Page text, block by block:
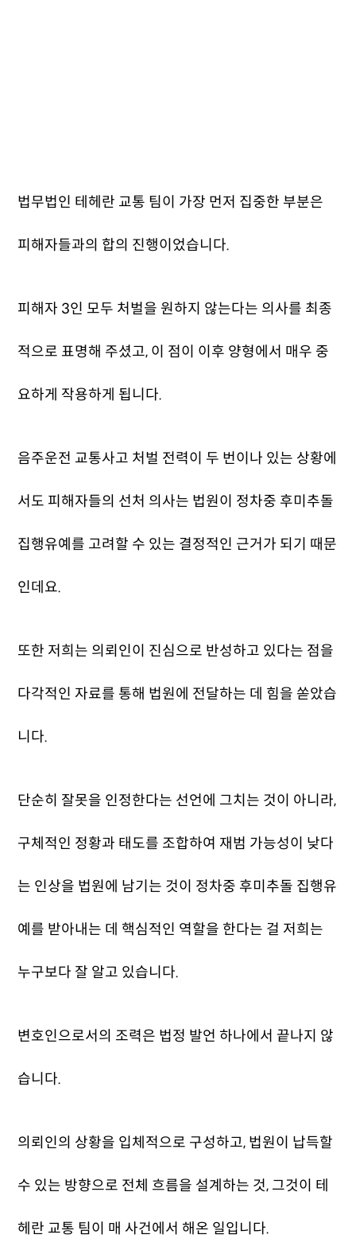
법무법인 테헤란 교통 팀이 가장 먼저 집중한 부분은
피해자들과의 합의 진행이었습니다.
피해자 3인 모두 처벌을 원하지 않는다는 의사를 최종
적으로 표명해 주셨고, 이 점이 이후 양형에서 매우 중
요하게 작용하게 됩니다.
음주운전 교통사고 처벌 전력이 두 번이나 있는 상황에
서도 피해자들의 선처 의사는 법원이 정차중 후미추돌
집행유예를 고려할 수 있는 결정적인 근거가 되기 때문
인데요.
또한 저희는 의뢰인이 진심으로 반성하고 있다는 점을
다각적인 자료를 통해 법원에 전달하는 데 힘을 쏟았습
니다.
단순히 잘못을 인정한다는 선언에 그치는 것이 아니라,
구체적인 정황과 태도를 조합하여 재범 가능성이 낮다
는 인상을 법원에 남기는 것이 정차중 후미추돌 집행유
예를 받아내는 데 핵심적인 역할을 한다는 걸 저희는
누구보다 잘 알고 있습니다.
변호인으로서의 조력은 법정 발언 하나에서 끝나지 않
습니다.
의뢰인의 상황을 입체적으로 구성하고, 법원이 납득할
수 있는 방향으로 전체 흐름을 설계하는 것, 그것이 테
헤란 교통 팀이 매 사건에서 해온 일입니다.